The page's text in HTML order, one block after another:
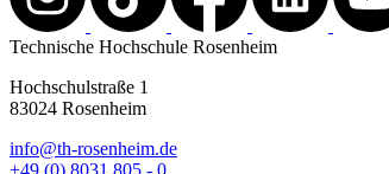
Technische Hochschule Rosenheim
Hochschulstraße 1
83024 Rosenheim
info@th-rosenheim.de